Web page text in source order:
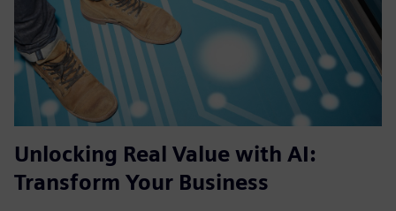
Unlocking Real Value with AI:
Transform Your Business